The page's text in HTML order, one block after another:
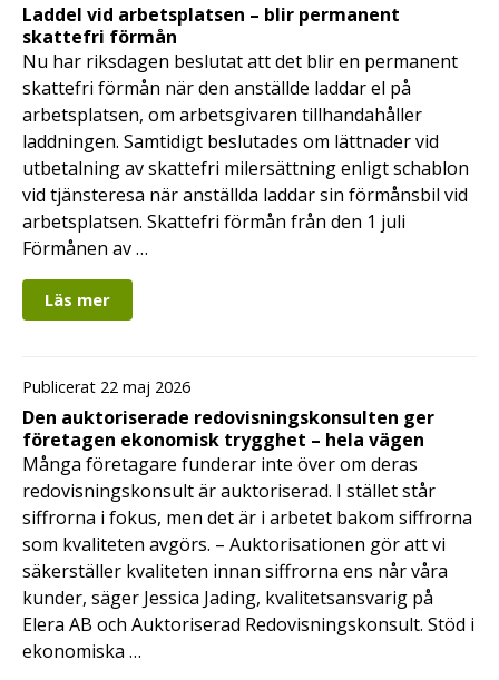
Laddel vid arbetsplatsen – blir permanent
skattefri förmån
Nu har riksdagen beslutat att det blir en permanent
skattefri förmån när den anställde laddar el på
arbetsplatsen, om arbetsgivaren tillhandahåller
laddningen. Samtidigt beslutades om lättnader vid
utbetalning av skattefri milersättning enligt schablon
vid tjänsteresa när anställda laddar sin förmånsbil vid
arbetsplatsen. Skattefri förmån från den 1 juli
Förmånen av …
Läs mer
Publicerat 22 maj 2026
Den auktoriserade redovisningskonsulten ger
företagen ekonomisk trygghet – hela vägen
Många företagare funderar inte över om deras
redovisningskonsult är auktoriserad. I stället står
siffrorna i fokus, men det är i arbetet bakom siffrorna
som kvaliteten avgörs. – Auktorisationen gör att vi
säkerställer kvaliteten innan siffrorna ens når våra
kunder, säger Jessica Jading, kvalitetsansvarig på
Elera AB och Auktoriserad Redovisningskonsult. Stöd i
ekonomiska …